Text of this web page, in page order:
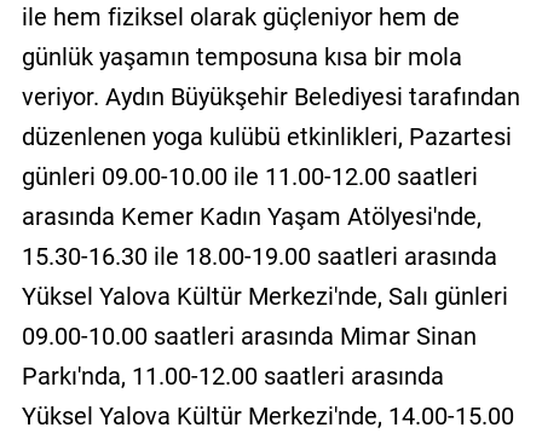
ile hem fiziksel olarak güçleniyor hem de
günlük yaşamın temposuna kısa bir mola
veriyor. Aydın Büyükşehir Belediyesi tarafından
düzenlenen yoga kulübü etkinlikleri, Pazartesi
günleri 09.00-10.00 ile 11.00-12.00 saatleri
arasında Kemer Kadın Yaşam Atölyesi'nde,
15.30-16.30 ile 18.00-19.00 saatleri arasında
Yüksel Yalova Kültür Merkezi'nde, Salı günleri
09.00-10.00 saatleri arasında Mimar Sinan
Parkı'nda, 11.00-12.00 saatleri arasında
Yüksel Yalova Kültür Merkezi'nde, 14.00-15.00